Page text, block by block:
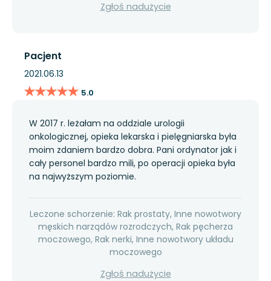
Zgłoś nadużycie
Pacjent
2021.06.13
★★★★★
★★★★★ 5.0
W 2017 r. leżałam na oddziale urologii
onkologicznej, opieka lekarska i pielęgniarska była
moim zdaniem bardzo dobra. Pani ordynator jak i
cały personel bardzo mili, po operacji opieka była
na najwyższym poziomie.
Leczone schorzenie: Rak prostaty, Inne nowotwory
męskich narządów rozrodczych, Rak pęcherza
moczowego, Rak nerki, Inne nowotwory układu
moczowego
Zgłoś nadużycie